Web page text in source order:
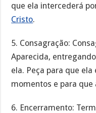
que ela intercederá
Cristo.
5. Consagração:
Aparecida,
ela. Peça para que
momentos e para que
6. Encerramento: